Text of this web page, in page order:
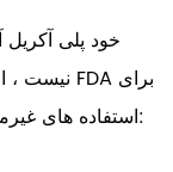
خود پلی آکریل
استفاده های غیرمستقیم خاص تنظیم می شود. در اینجا چگونه: